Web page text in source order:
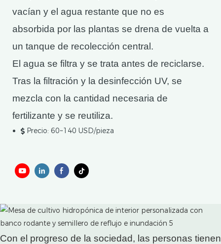
vacían y el agua restante que no es
absorbida por las plantas se drena de vuelta a
un tanque de recolección central.
El agua se filtra y se trata antes de reciclarse.
Tras la filtración y la desinfección UV, se
mezcla con la cantidad necesaria de
fertilizante y se reutiliza.
Precio: 60~140 USD/pieza
Con el progreso de la sociedad, las personas tienen